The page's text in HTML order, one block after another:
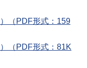
（PDF形式：159
（PDF形式：81K